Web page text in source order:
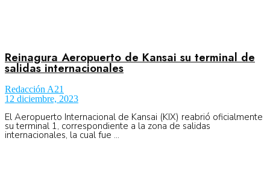
Organismos
Aeroespacial
Innovación
Reinagura Aeropuerto de Kansai su terminal de
salidas internacionales
Redacción A21
12 diciembre, 2023
El Aeropuerto Internacional de Kansai (KIX) reabrió oficialmente
su terminal 1, correspondiente a la zona de salidas
internacionales, la cual fue ...